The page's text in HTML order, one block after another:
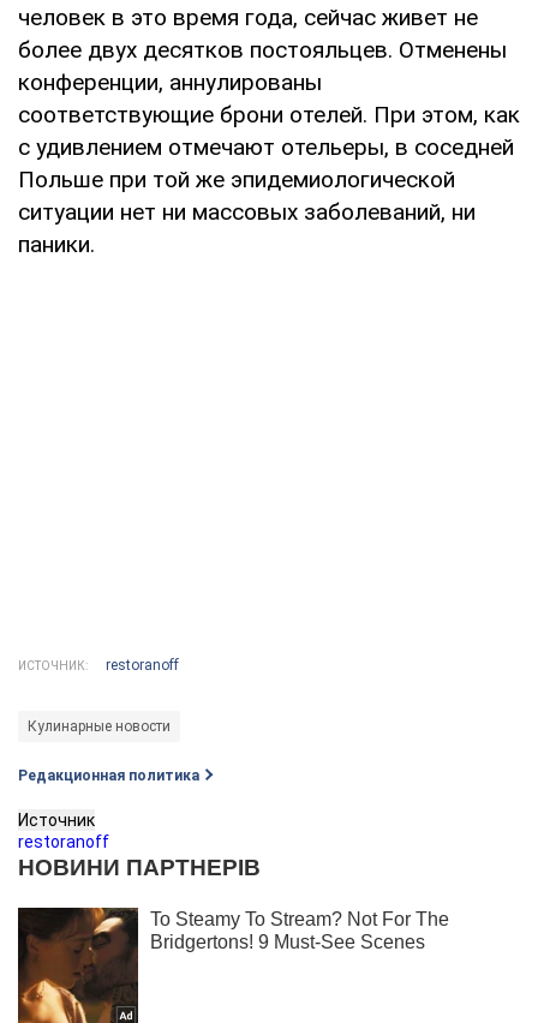
человек в это время года, сейчас живет не
более двух десятков постояльцев. Отменены
конференции, аннулированы
соответствующие брони отелей. При этом, как
с удивлением отмечают отельеры, в соседней
Польше при той же эпидемиологической
ситуации нет ни массовых заболеваний, ни
паники.
ИСТОЧНИК: restoranoff
Кулинарные новости
Редакционная политика
Источник
restoranoff